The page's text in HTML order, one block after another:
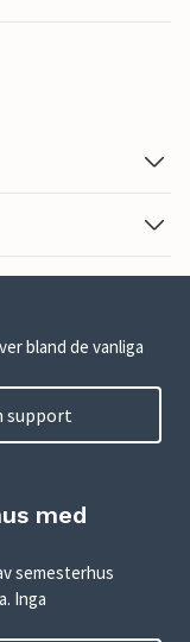
bland de vanliga
support
med
semesterhus
Inga